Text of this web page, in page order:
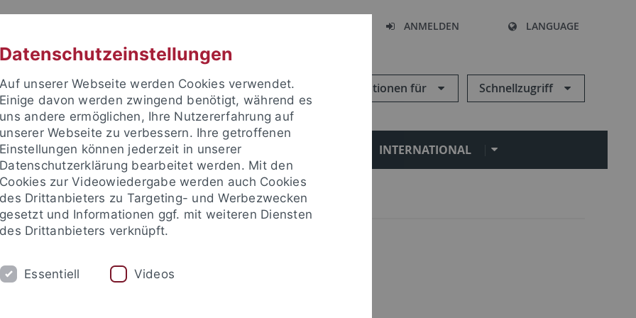
ANMELDEN LANGUAGE
Informationen für Schnellzugriff
FORSCHUNG EINRICHTUNGEN INTERNATIONAL
Datenschutzeinstellungen
Auf unserer Webseite werden Cookies verwendet.
Einige davon werden zwingend benötigt, während es
uns andere ermöglichen, Ihre Nutzererfahrung auf
unserer Webseite zu verbessern. Ihre getroffenen
Einstellungen können jederzeit in unserer
Datenschutzerklärung bearbeitet werden. Mit den
Cookies zur Videowiedergabe werden auch Cookies
des Drittanbieters zu Targeting- und Werbezwecken
gesetzt und Informationen ggf. mit weiteren Diensten
des Drittanbieters verknüpft.
Essentiell Videos